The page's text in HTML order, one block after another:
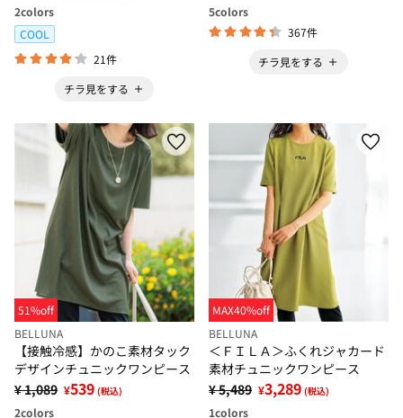
2colors
COOL
21件
チラ見をする
5colors
367件
チラ見をする
51%off
BELLUNA
【接触冷感】かのこ素材タック
デザインチュニックワンピース
¥ 1,089 ¥539 (税込)
2colors
MAX40%off
BELLUNA
＜ＦＩＬＡ＞ふくれジャカード
素材チュニックワンピース
¥ 5,489 ¥3,289 (税込)
1colors